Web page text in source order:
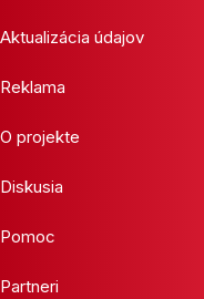
Aktualizácia údajov
Reklama
O projekte
Diskusia
Pomoc
Partneri